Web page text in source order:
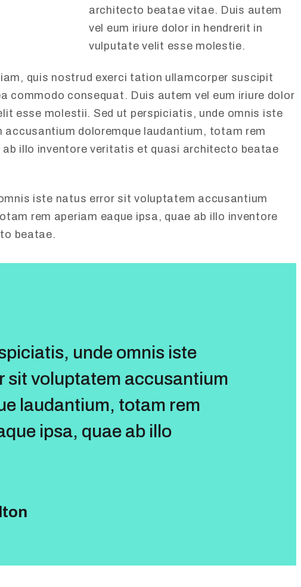
architecto beatae vitae. Duis autem
vel eum iriure dolor in hendrerit in
vulputate velit esse molestie.
quis nostrud exerci tation ullamcorper suscipit
commodo consequat. Duis autem vel eum iriure dolor
esse molestii. Sed ut perspiciatis, unde omnis iste
doloremque laudantium, totam rem
ab illo inventore veritatis et quasi architecto beatae
iste natus error sit voluptatem accusantium
rem aperiam eaque ipsa, quae ab illo inventore
beatae.
unde omnis iste
sit voluptatem accusantium
laudantium, totam rem
ipsa, quae ab illo